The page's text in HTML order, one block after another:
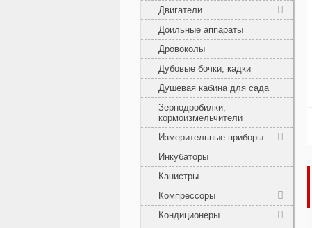
Двигатели
Доильные аппараты
Дровоколы
Дубовые бочки, кадки
Душевая кабина для сада
Зернодробилки,
кормоизмельчители
Измерительные приборы
Инкубаторы
Канистры
Компрессоры
Кондиционеры